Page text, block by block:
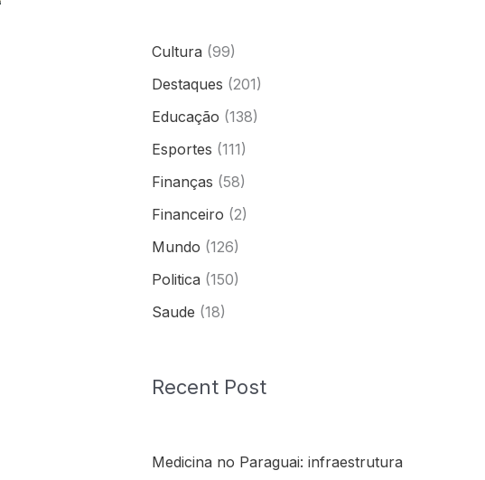
Cultura (99)
Destaques (201)
Educação (138)
Esportes (111)
Finanças (58)
Financeiro (2)
Mundo (126)
Politica (150)
Saude (18)
Recent Post
Medicina no Paraguai: infraestrutura